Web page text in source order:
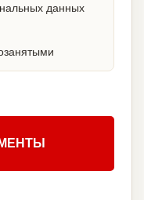
данных